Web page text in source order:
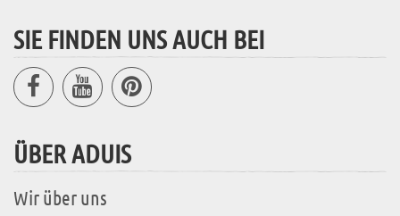
SIE FINDEN UNS AUCH BEI
ÜBER ADUIS
Wir über uns